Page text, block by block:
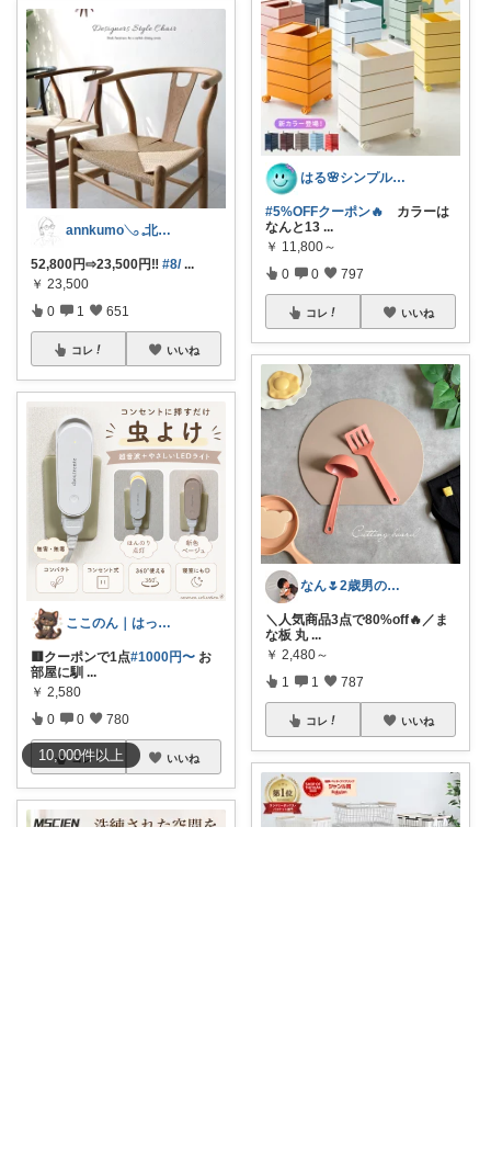
10,000件以上
annkumo𓂅 𓈒北欧ゆるミニマル
52,800円⇨23,500円‼️ #8/ ...
￥ 23,500
0 1 651
コレ いいね
ここのん｜はっぴいライフ💓
🟥クーポンで1点#1000円〜 お
部屋に馴 ...
￥ 2,580
0 0 780
コレ いいね
はる🌸シンプル＆便利な暮らし
#5%OFFクーポン🔥 カラーは
なんと13 ...
￥ 11,800～
0 0 797
コレ いいね
なん🌷2歳男の子ママ⿻*.アイコン変更
＼人気商品3点で80%off🔥／ま
な板 丸 ...
￥ 2,480～
1 1 787
コレ いいね